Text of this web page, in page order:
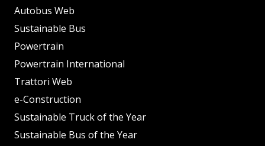
Autobus Web
Sustainable Bus
Powertrain
Powertrain International
Trattori Web
e-Construction
Sustainable Truck of the Year
Sustainable Bus of the Year